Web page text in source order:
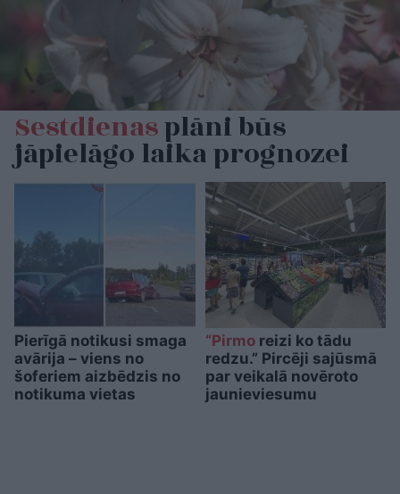
Sestdienasplāni būs
jāpielāgo laika prognozei
Pierīgā notikusi smaga
avārija – viens no
šoferiem aizbēdzis no
notikuma vietas
“Pirmoreizi ko tādu
redzu.” Pircēji sajūsmā
par veikalā novēroto
jaunieviesumu